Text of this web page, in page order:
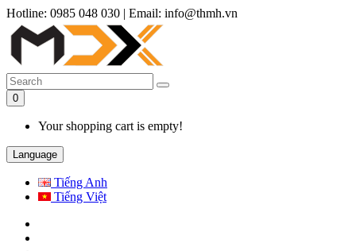
Hotline: 0985 048 030 | Email: info@thmh.vn
0
Your shopping cart is empty!
Language
Tiếng Anh
Tiếng Việt